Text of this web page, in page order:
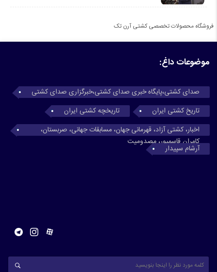
فروشگاه محصولات تخصصی کشتی آرن تک
موضوعات داغ:
صدای کشتی،پایگاه خبری صدای کشتی،خبرگزاری صدای کشتی
تاریخ کشتی ایران
تاریخچه کشتی ایران
اخبار، کشتی آزاد، قهرمانی جهان، مسابقات جهانی، صربستان،
کامران قاسمپور، مصدومیت
آرشام سپیدار